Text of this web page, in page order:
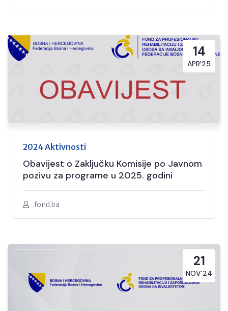
14
APR'25
2024 Aktivnosti
Obavijest o Zaključku Komisije po Javnom
pozivu za programe u 2025. godini
fond.ba
21
NOV'24